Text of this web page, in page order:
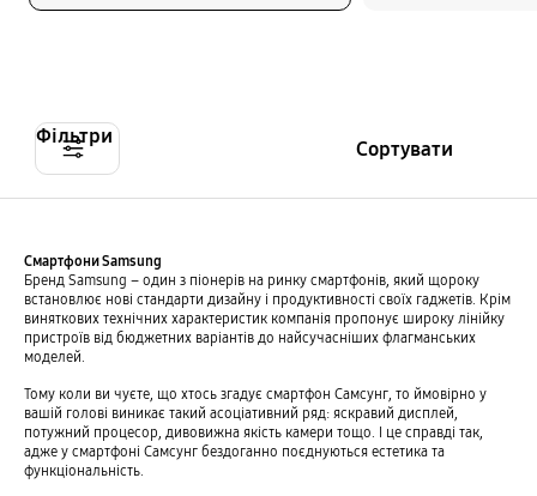
Фільтри Сортувати
Смартфони Samsung
Бренд Samsung – один з піонерів на ринку смартфонів, який щороку
встановлює нові стандарти дизайну і продуктивності своїх гаджетів. Крім
виняткових технічних характеристик компанія пропонує широку лінійку
пристроїв від бюджетних варіантів до найсучасніших флагманських
моделей.
Тому коли ви чуєте, що хтось згадує смартфон Самсунг, то ймовірно у
вашій голові виникає такий асоціативний ряд: яскравий дисплей,
потужний процесор, дивовижна якість камери тощо. І це справді так,
адже у смартфоні Самсунг бездоганно поєднуються естетика та
функціональність.